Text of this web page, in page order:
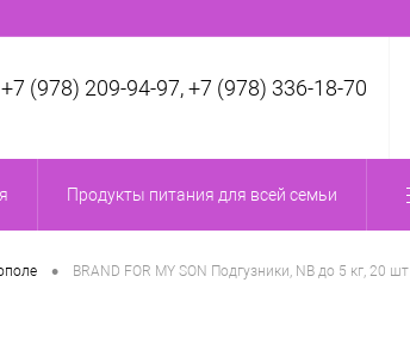
+7 (978) 209-94-97, +7 (978) 336-18-70
Продукты питания для всей семьи
• BRAND FOR MY SON Подгузники, NB до 5 кг, 20 шт